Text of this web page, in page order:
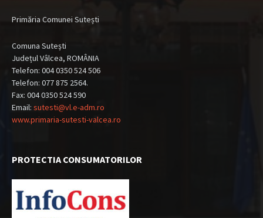
Primăria Comunei Sutești
Comuna Sutești
Județul Vâlcea, ROMÂNIA
Telefon: 004 0350 524 506
Telefon: 077 875 2564.
Fax: 004 0350 524 590
Email: sutesti@vl.e-adm.ro
www.primaria-sutesti-valcea.ro
PROTECTIA CONSUMATORILOR